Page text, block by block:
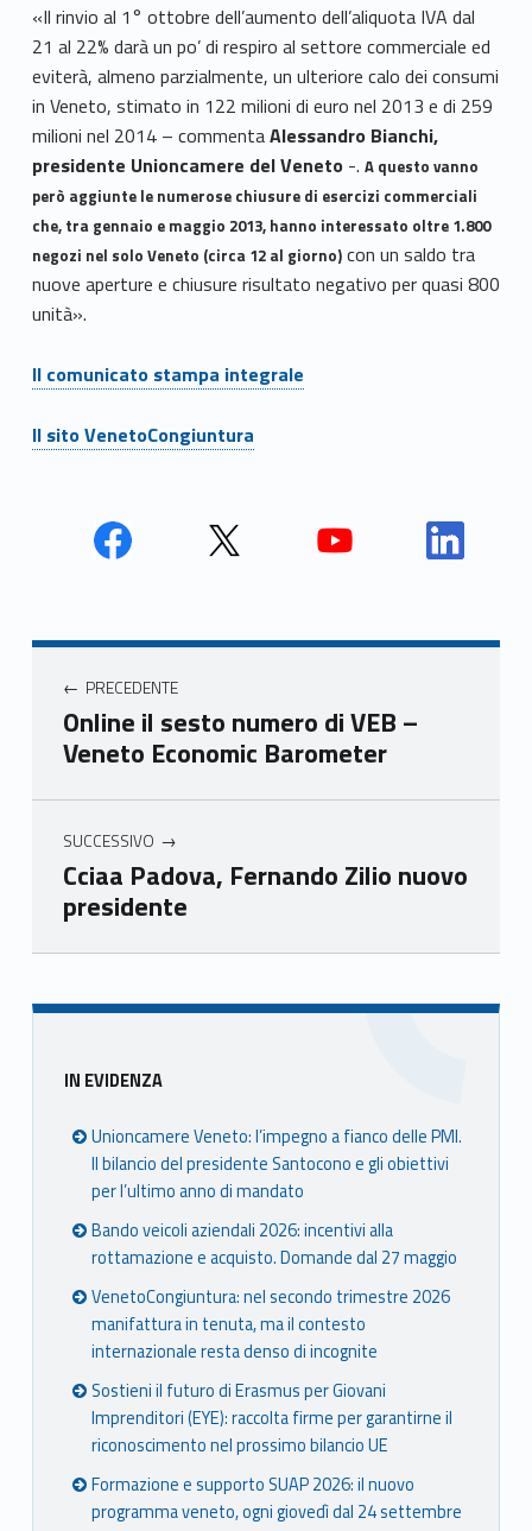
«Il rinvio al 1° ottobre dell’aumento dell’aliquota IVA dal
21 al 22% darà un po’ di respiro al settore commerciale ed
eviterà, almeno parzialmente, un ulteriore calo dei consumi
in Veneto, stimato in 122 milioni di euro nel 2013 e di 259
milioni nel 2014 – commentaAlessandro Bianchi,
presidente Unioncamere del Veneto-. Aquesto vanno
però aggiunte le numerose chiusure di esercizi commerciali
che, tra gennaio e maggio 2013, hanno interessato oltre 1.800
negozi nel solo Veneto (circa 12 al giorno)con un saldo tra
nuove aperture e chiusure risultato negativo per quasi 800
unità».
Il comunicato stampa integrale
Il sito VenetoCongiuntura
Unio
mer
e
Ven
Unio
e
Ven
Unio
e
Ven
Unio
Navigazione articoli
PRECEDENTE
Online il sesto numero di VEB –
Veneto Economic Barometer
SUCCESSIVO
Cciaa Padova, Fernando Zilio nuovo
presidente
Skip back to main navigation
Sidebar
IN EVIDENZA
Unioncamere Veneto: l’impegno a fianco delle PMI.
Il bilancio del presidente Santocono e gli obiettivi
per l’ultimo anno di mandato
Bando veicoli aziendali 2026: incentivi alla
rottamazione e acquisto. Domande dal 27 maggio
VenetoCongiuntura: nel secondo trimestre 2026
manifattura in tenuta, ma il contesto
internazionale resta denso di incognite
Sostieni il futuro di Erasmus per Giovani
Imprenditori (EYE): raccolta firme per garantirne il
riconoscimento nel prossimo bilancio UE
Formazione e supporto SUAP 2026: il nuovo
programma veneto, ogni giovedì dal 24 settembre